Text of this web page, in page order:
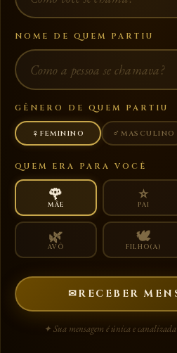
NOME DE QUEM PARTIU
GÊNERO DE QUEM PARTIU
♀FEMININO ♂MASCULINO
QUEM ERA PARA VOCÊ
🌹
MÃE
⭐
PAI
🌿
AVÔ
🕊️
FILHO(A)
✉RECEBER
✦ Sua mensagem é única e